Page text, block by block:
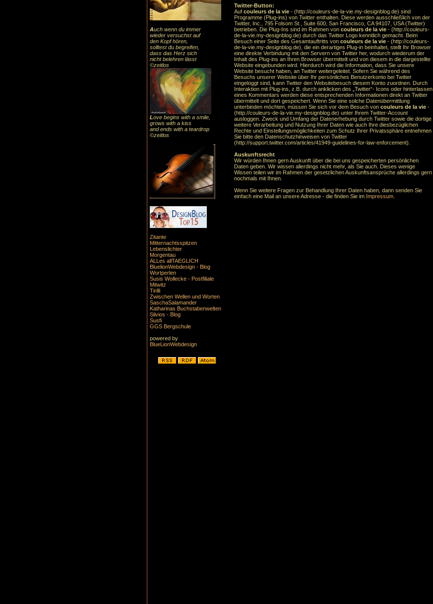
Auch wenn du immer
wieder versuchst auf
den Kopf hören,
solltest du begreifen,
dass das Herz sich
nicht belehren lässt
©zeitlos
Love begins with a smile,
grows with a kiss
and ends with a teardrop
©zeitlos
Zitante
Mitternachtsspitzen
Lebenslichter
Morgentau
ALLes allTAEGLICH
BluelionWebdesign - Blog
Wortperlen
Susis Wollecke - Postfiliale
Mitwitz
Tirilli
Zwischen Wellen und Worten
SaschaSalamander
Katharinas Buchstabenwelten
Silvios - Blog
Susfi
GGS Bergschule
powered by
BlueLionWebdesign
Twitter-Button:
Auf couleurs de la vie - (http://couleurs-de-la-vie.my-designblog.de) sind
Programme (Plug-ins) von Twitter enthalten. Diese werden ausschließlich von der
Twitter, Inc., 795 Folsom St., Suite 600, San Francisco, CA 94107, USA (Twitter)
betrieben. Die Plug-Ins sind im Rahmen von couleurs de la vie - (http://couleurs-
de-la-vie.my-designblog.de) durch das Twitter Logo kenntlich gemacht. Beim
Besuch einer Seite des Gesamtauftritts von couleurs de la vie - (http://couleurs-
de-la-vie.my-designblog.de), die ein derartiges Plug-in beinhaltet, stellt Ihr Browser
eine direkte Verbindung mit den Servern von Twitter her, wodurch wiederum der
Inhalt des Plug-ins an Ihren Browser übermittelt und von diesem in die dargestellte
Website eingebunden wird. Hierdurch wird die Information, dass Sie unsere
Website besucht haben, an Twitter weitergeleitet. Sofern Sie während des
Besuchs unserer Website über Ihr persönliches Benutzerkonto bei Twitter
eingeloggt sind, kann Twitter den Websitebesuch diesem Konto zuordnen. Durch
Interaktion mit Plug-ins, z.B. durch anklicken des „Twitter“- Icons oder hinterlassen
eines Kommentars werden diese entsprechenden Informationen direkt an Twitter
übermittelt und dort gespeichert. Wenn Sie eine solche Datenübermittlung
unterbinden möchten, müssen Sie sich vor dem Besuch von couleurs de la vie -
(http://couleurs-de-la-vie.my-designblog.de) unter Ihrem Twitter-Account
ausloggen. Zweck und Umfang der Datenerhebung durch Twitter sowie die dortige
weitere Verarbeitung und Nutzung Ihrer Daten wie auch Ihre diesbezüglichen
Rechte und Einstellungsmöglichkeiten zum Schutz Ihrer Privatssphäre entnehmen
Sie bitte den Datenschutzhinweisen von Twitter
(http://support.twitter.com/articles/41949-guidelines-for-law-enforcement).
Auskunftsrecht
Wir würden Ihnen gern Auskunft über die bei uns gespeicherten persönlichen
Daten geben. Wir wissen allerdings nicht mehr, als Sie auch. Dieses wenige
Wissen teilen wir im Rahmen der gesetzlichen Auskunftsansprüche allerdings gern
nochmals mit Ihnen.
Wenn Sie weitere Fragen zur Behandlung Ihrer Daten haben, dann senden Sie
einfach eine Mail an unsere Adresse - die finden Sie im Impressum